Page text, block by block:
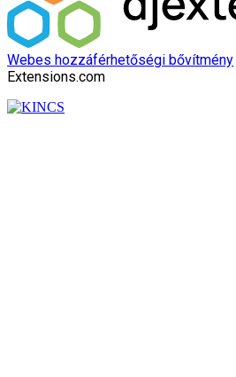
Webes hozzáférhetőségi bővítmény
Extensions.com